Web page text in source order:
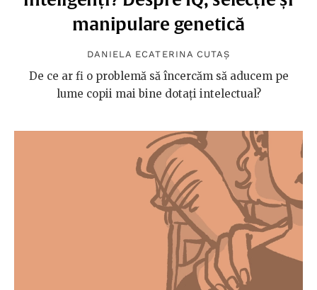
manipulare genetică
DANIELA ECATERINA CUTAȘ
De ce ar fi o problemă să încercăm să aducem pe
lume copii mai bine dotați intelectual?